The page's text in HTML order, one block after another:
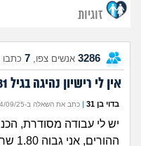
זוגיות
3286 אנשים צפו, 7 כתבו
אין לי רישיון נהיגה בגיל 31. אתן פוסלות אותי?
בדוי בן 31 | כתב את השאלה ב-14/09/25 בשעה 20:14
יש לי עבודה מסודרת,